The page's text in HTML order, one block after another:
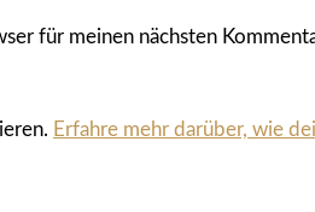
für meinen nächsten
Erfahre mehr darüber, wie